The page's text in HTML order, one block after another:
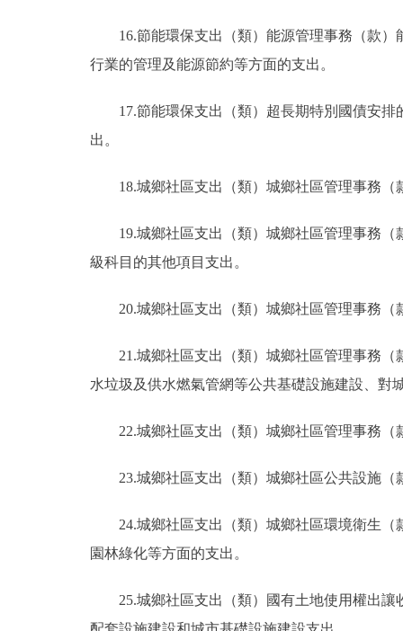
16.節能環保支出（類）能源管理事務（款
行業的管理及能源節約等方面的支出。
17.節能環保支出（類）超長期特別國債安
出。
18.城鄉社區支出（類）城鄉社區管理事務
19.城鄉社區支出（類）城鄉社區管理事務
級科目的其他項目支出。
20.城鄉社區支出（類）城鄉社區管理事務
21.城鄉社區支出（類）城鄉社區管理事務
水垃圾及供水燃氣管網等公共基礎設施建設、對
22.城鄉社區支出（類）城鄉社區管理事務
23.城鄉社區支出（類）城鄉社區公共設施
24.城鄉社區支出（類）城鄉社區環境衛生
園林綠化等方面的支出。
25.城鄉社區支出（類）國有土地使用權出